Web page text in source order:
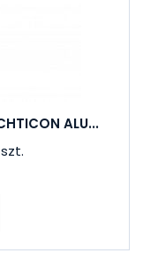
ALU...